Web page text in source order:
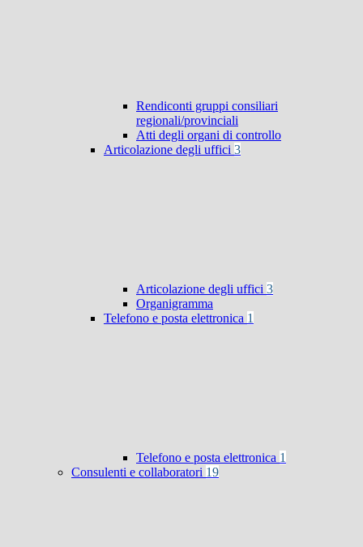
Rendiconti gruppi consiliari
regionali/provinciali
Atti degli organi di controllo
Articolazione degli uffici 3
Articolazione degli uffici 3
Organigramma
Telefono e posta elettronica 1
Telefono e posta elettronica 1
Consulenti e collaboratori 19